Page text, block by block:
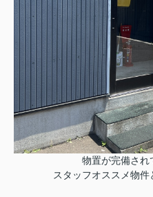
物置が完備され
スタッフオススメ物